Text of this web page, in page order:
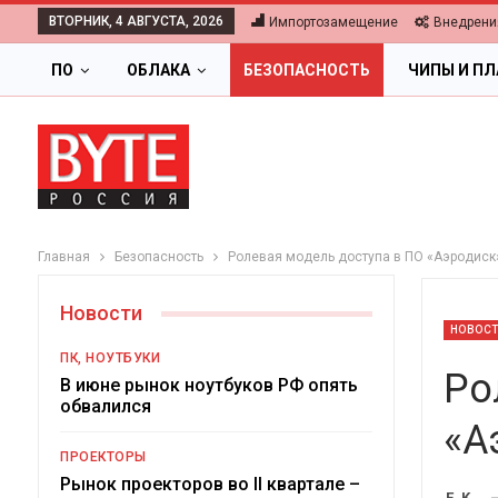
ВТОРНИК, 4 АВГУСТА, 2026 Импортозамещение
ПО ОБЛАКА БЕЗОПАСНОСТЬ ЧИПЫ И
Главная Безопасность Ролевая модель доступа в ПО
Новости
ПК, НОУТБУКИ
В июне рынок ноутбуков РФ опять
обвалился
ПРОЕКТОРЫ
Рынок проекторов во II квартале –Цифровая экономика